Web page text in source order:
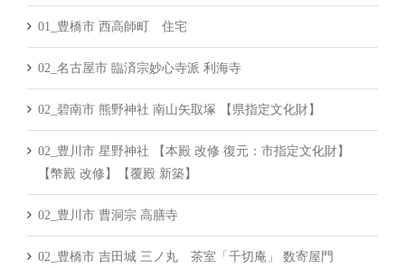
01_豊橋市 西高師町 住宅
02_名古屋市 臨済宗妙心寺派 利海寺
02_碧南市 熊野神社 南山矢取塚 【県指定文化財】
02_豊川市 星野神社 【本殿 改修 復元：市指定文化財】
【幣殿 改修】【覆殿 新築】
02_豊川市 曹洞宗 高膳寺
02_豊橋市 吉田城 三ノ丸 茶室「千切庵」 数寄屋門